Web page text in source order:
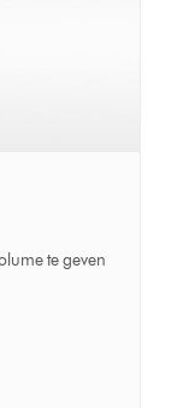
te geven